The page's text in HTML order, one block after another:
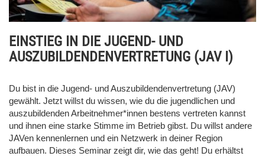
EINSTIEG IN DIE JUGEND- UND
AUSZUBILDENDENVERTRETUNG (JAV I)
Du bist in die Jugend- und Auszubildendenvertretung (JAV)
gewählt. Jetzt willst du wissen, wie du die jugendlichen und
auszubildenden Arbeitnehmer*innen bestens vertreten kannst
und ihnen eine starke Stimme im Betrieb gibst. Du willst andere
JAVen kennenlernen und ein Netzwerk in deiner Region
aufbauen. Dieses Seminar zeigt dir, wie das geht! Du erhältst